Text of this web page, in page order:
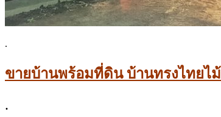
.
ขายบ้านพร้อมที่ดิน บ้านทรงไทยไ
.